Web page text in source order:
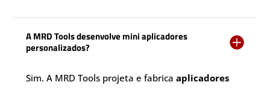
A MRD Tools desenvolve mini aplicadores
personalizados?

Sim. A MRD Tools projeta e fabricaaplicadores